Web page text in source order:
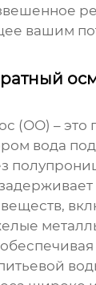
вашим
(ОО) – это
вода